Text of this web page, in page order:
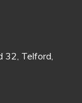
Telford,